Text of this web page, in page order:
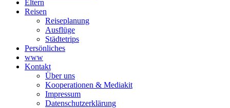
Eltern
Reisen
Reiseplanung
Ausflüge
Städtetrips
Persönliches
www
Kontakt
Über uns
Kooperationen & Mediakit
Impressum
Datenschutzerklärung